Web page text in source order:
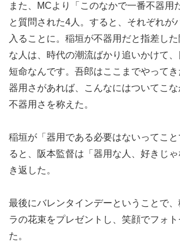
また、MCより「このなかで一番不器用
と質問された4人。すると、それぞれが
入ることに。稲垣が不器用だと指差し
な人は、時代の潮流ばかり追いかけて
短命なんです。吾郎はここまでやってき
器用さがあれば、こんなにはついてこ
不器用さを称えた。
稲垣が「器用である必要はないってこ
ると、阪本監督は「器用な人、好きじ
き返した。
最後にバレンタインデーということで
ラの花束をプレゼントし、笑顔でフォ
た。